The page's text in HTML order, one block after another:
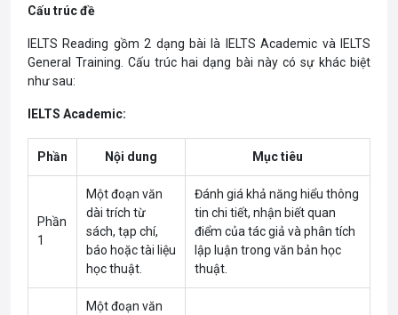
Cấu trúc đề
IELTS Reading gồm 2 dạng bài là IELTS Academic và IELTS
General Training. Cấu trúc hai dạng bài này có sự khác biệt
như sau:
IELTS Academic:
Phần Nội dung Mục tiêu
Phần
1
Một đoạn văn
dài trích từ
sách, tạp chí,
báo hoặc tài liệu
học thuật.
Đánh giá khả năng hiểu thông
tin chi tiết, nhận biết quan
điểm của tác giả và phân tích
lập luận trong văn bản học
thuật.
Một đoạn văn